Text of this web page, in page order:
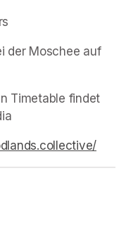
der Moschee auf
Timetable findet